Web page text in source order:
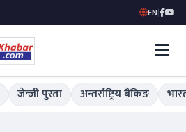
EN|
जेन्जी पुस्ता अन्तर्राष्ट्रिय बैंकिङ